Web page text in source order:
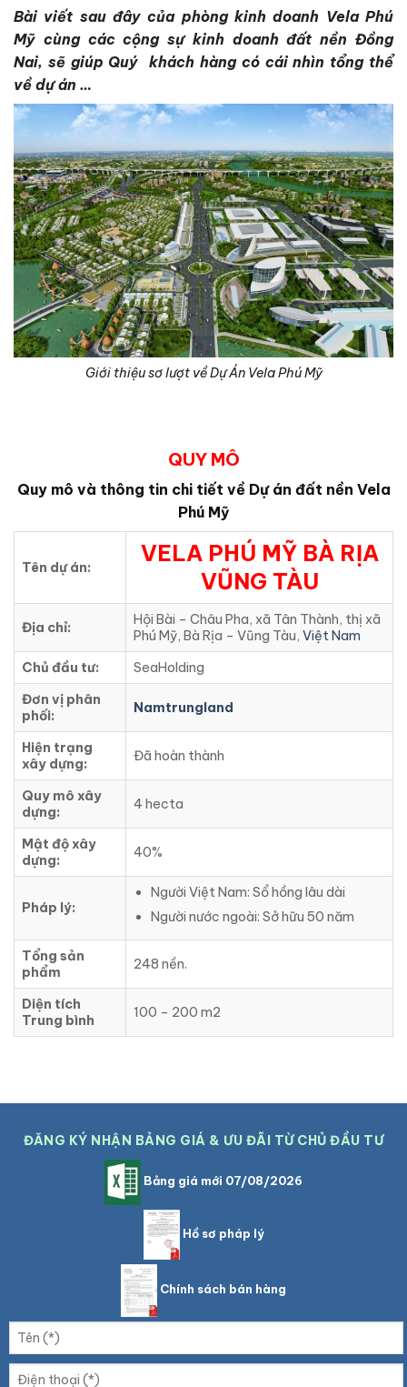
Bài viết sau đây của phòng kinh doanh Vela Phú
Mỹ cùng các cộng sự kinh doanh đất nền Đồng
Nai, sẽ giúp Quý khách hàng có cái nhìn tổng thể
về dự án …
Giới thiệu sơ lượt về Dự Án Vela Phú Mỹ
QUY MÔ
Quy mô và thông tin chi tiết về Dự án đất nền Vela
Phú Mỹ
Tên dự án:
VELA PHÚ MỸ BÀ RỊA
VŨNG TÀU
Địa chỉ:
Hội Bài – Châu Pha, xã Tân Thành, thị xã
Phú Mỹ, Bà Rịa – Vũng Tàu, Việt Nam
Chủ đầu tư:
SeaHolding
Đơn vị phân
phối:
Namtrungland
Hiện trạng
xây dựng:
Đã hoàn thành
Quy mô xây
dựng:
4 hecta
Mật độ xây
dựng:
40%
Pháp lý:
Người Việt Nam: Sổ hồng lâu dài
Người nước ngoài: Sở hữu 50 năm
Tổng sản
phẩm
248 nền.
Diện tích
Trung bình
100 – 200 m2
ĐĂNG KÝ NHẬN BẢNG GIÁ & ƯU ĐÃI TỪ CHỦ ĐẦU TƯ
Bảng giá mới 07/08/2026
Hồ sơ pháp lý
Chính sách bán hàng